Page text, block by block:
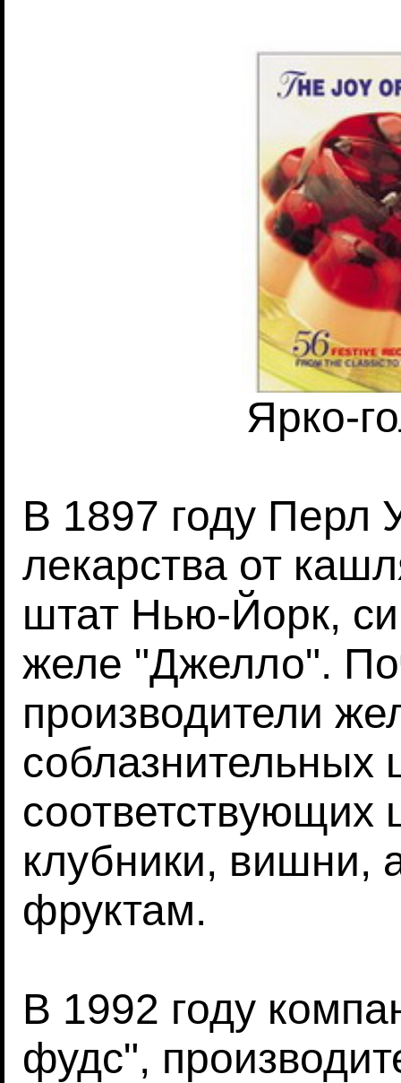
Ярко-
В 1897 году Перл
лекарства от
штат Нью-Йорк,
желе "Джелло".
производители
соблазнительных
клубники, вишни,
фруктам.
В 1992 году
фудс",